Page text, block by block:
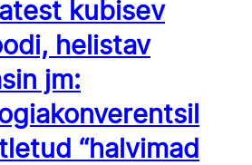
kubisev
helistav
jm:
“halvimad